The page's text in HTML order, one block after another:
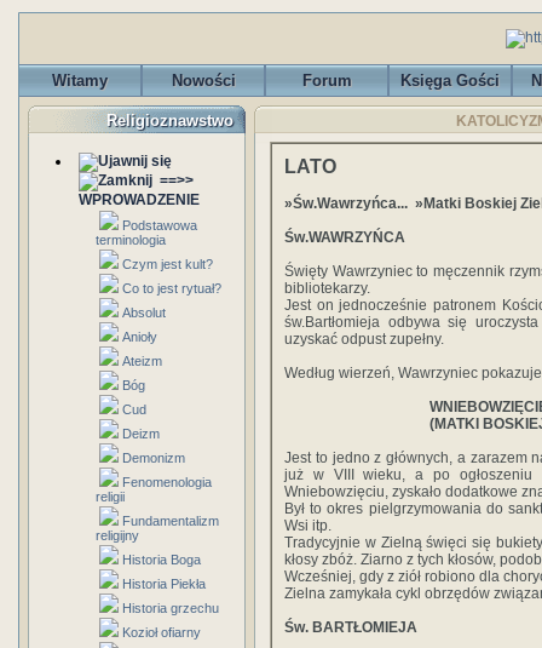
Witamy Nowości Forum Księga Gości
Religioznawstwo
==>>
WPROWADZENIE
Podstawowa
terminologia
Czym jest kult?
Co to jest rytuał?
Absolut
Anioły
Ateizm
Bóg
Cud
Deizm
Demonizm
Fenomenologia
religii
Fundamentalizm
religijny
Historia Boga
Historia Piekła
Historia grzechu
Kozioł ofiarny
LATO
»Św.Wawrzyńca... »Matki Boskiej
Św.WAWRZYŃCA
Święty Wawrzyniec to męczennik
bibliotekarzy.
Jest on jednocześnie patronem
św.Bartłomieja odbywa się
uzyskać odpust zupełny.
Według wierzeń, Wawrzyniec
(MATKI
Jest to jedno z głównych, a zarazem
już w VIII wieku, a po
Wniebowzięciu, zyskało dodatkowe
Był to okres pielgrzymowania do
Wsi itp.
Tradycyjnie w Zielną święci się
kłosy zbóż. Ziarno z tych kłosów,
Wcześniej, gdy z ziół robiono dla
Zielna zamykała cykl obrzędów
Św. BARTŁOMIEJA